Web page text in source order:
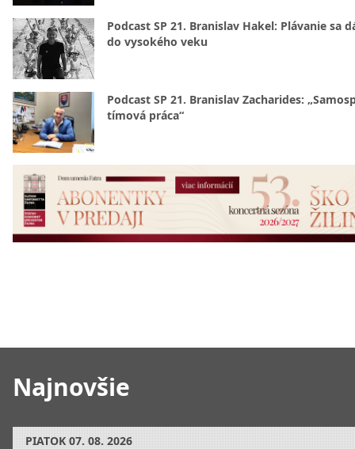
Najnovšie
PIATOK 07. 08. 2026
Podcast SP 21. Branislav Hakel: Plávanie sa
do vysokého veku
Podcast SP 21. Branislav Zacharides:
tímová práca“